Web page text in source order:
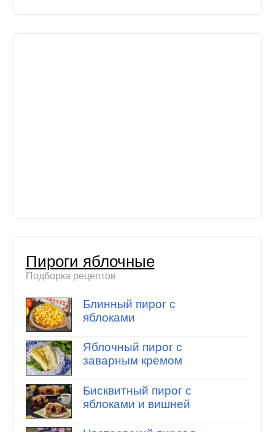
Пироги яблочные
Подборка рецептов
Блинный пирог с
яблоками
Яблочный пирог с
заварным кремом
Бисквитный пирог с
яблоками и вишней